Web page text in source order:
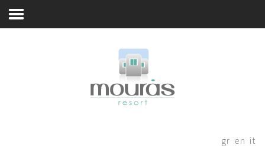
it
en
gr
RoomBooking